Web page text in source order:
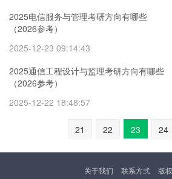
2025电信服务与管理考研方向有哪些
（2026参考）
2025-12-23 09:14:43
2025通信工程设计与监理考研方向有哪些
（2026参考）
2025-12-22 18:48:57
21 22 23 24
关于我们 联系方式 版